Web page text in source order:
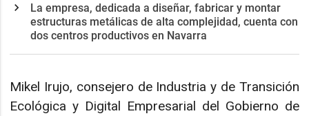
La empresa, dedicada a diseñar, fabricar y montar
estructuras metálicas de alta complejidad, cuenta con
dos centros productivos en Navarra
Mikel Irujo, consejero de Industria y de Transición
Ecológica y Digital Empresarial del Gobierno de